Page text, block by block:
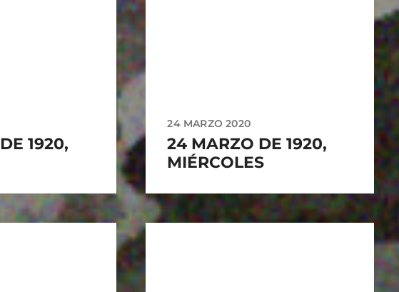
1920,
24 MARZO 2020
24 MARZO DE 1920,
MIÉRCOLES